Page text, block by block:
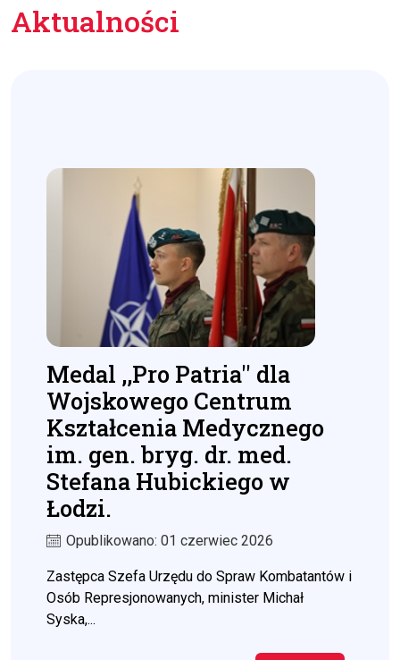
Aktualności
Medal ,,Pro Patria'' dla
Wojskowego Centrum
Kształcenia Medycznego
im. gen. bryg. dr. med.
Stefana Hubickiego w
Łodzi.
Opublikowano: 01 czerwiec 2026
Zastępca Szefa Urzędu do Spraw Kombatantów i
Osób Represjonowanych, minister Michał
Syska,...